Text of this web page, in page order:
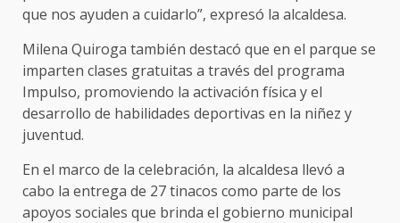
que nos ayuden a cuidarlo”, expresó la alcaldesa.
Milena Quiroga también destacó que en el parque se
imparten clases gratuitas a través del programa
Impulso, promoviendo la activación física y el
desarrollo de habilidades deportivas en la niñez y
juventud.
En el marco de la celebración, la alcaldesa llevó a
cabo la entrega de 27 tinacos como parte de los
apoyos sociales que brinda el gobierno municipal